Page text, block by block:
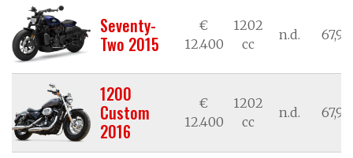
Seventy-
Two 2015
€
12.400
1202
cc
n.d.
1200
Custom
2016
€
12.400
1202
cc
n.d.